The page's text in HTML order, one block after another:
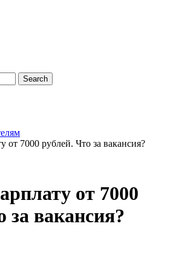
от 7000 рублей. Что за вакансия?
от 7000
за вакансия?